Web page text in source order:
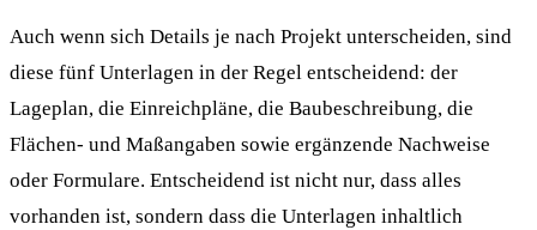
Auch wenn sich Details je nach Projekt unterscheiden, sind
diese fünf Unterlagen in der Regel entscheidend: der
Lageplan, die Einreichpläne, die Baubeschreibung, die
Flächen- und Maßangaben sowie ergänzende Nachweise
oder Formulare. Entscheidend ist nicht nur, dass alles
vorhanden ist, sondern dass die Unterlagen inhaltlich